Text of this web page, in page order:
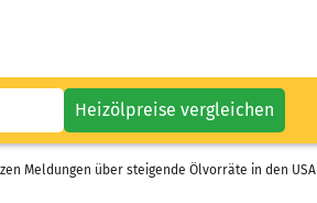
Heizölpreise vergleichen
Meldungen über steigende Ölvorräte in den USA